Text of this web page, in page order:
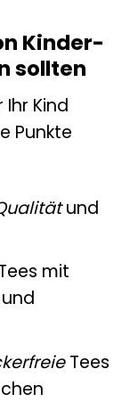
Kinder-
sollten
Kind
Punkte
und
mit
Tees